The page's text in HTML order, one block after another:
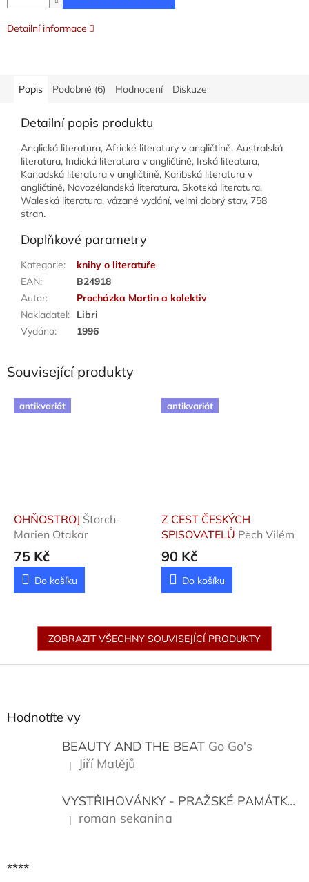
Detailní informace
Popis Podobné (6) Hodnocení Diskuze
Detailní popis produktu
Anglická literatura, Africké literatury v angličtině, Australská
literatura, Indická literatura v angličtině, Irská liteatura,
Kanadská literatura v angličtině, Karibská literatura v
angličtině, Novozélandská literatura, Skotská literatura,
Waleská literatura, vázané vydání, velmi dobrý stav, 758
stran.
Doplňkové parametry
Kategorie:
knihy o literatuře
EAN:
B24918
Autor:
Procházka Martin a kolektiv
Nakladatel:
Libri
Vydáno: 1996
Související produkty
antikvariát
OHŇOSTROJ Štorch-
Marien Otakar
75 Kč
Do košíku
antikvariát
Z CEST ČESKÝCH
SPISOVATELŮ Pech Vilém
90 Kč
Do košíku
ZOBRAZIT VŠECHNY SOUVISEJÍCÍ PRODUKTY
Hodnotíte vy
BEAUTY AND THE BEAT Go Go's
Hodnocení produktu je 5 z 5 hvězdiček.
| Jiří Matějů
VYSTŘIHOVÁNKY - PRAŽSKÉ PAMÁTKY
Hodnocení produktu je 5 z 5 hvězdiček.
| roman sekanina
****